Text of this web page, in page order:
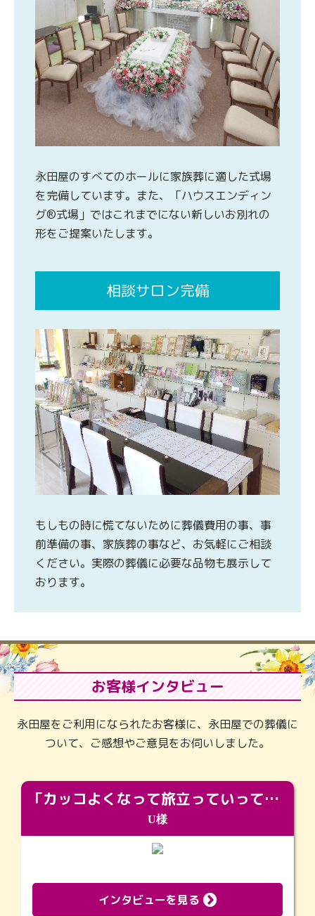
永田屋のすべてのホールに家族葬に適した式場
を完備しています。また、「ハウスエンディン
グ®式場」ではこれまでにない新しいお別れの
形をご提案いたします。
相談サロン完備
もしもの時に慌てないために葬儀費用の事、事
前準備の事、家族葬の事など、お気軽にご相談
ください。実際の葬儀に必要な品物も展示して
おります。
お客様インタビュー
永田屋をご利用になられたお客様に、永田屋での葬儀に
ついて、ご感想やご意見をお伺いしました。
「カッコよくなって旅立っていってくれました（笑）もっとカッコいいって言ってあげればよかったな」
U様
インタビューを見る